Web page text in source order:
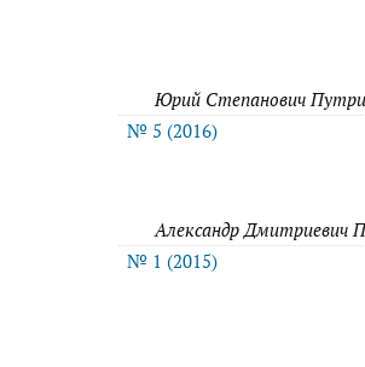
Юрий Степанович
№ 5 (2016)
Александр Дмитриевич
№ 1 (2015)